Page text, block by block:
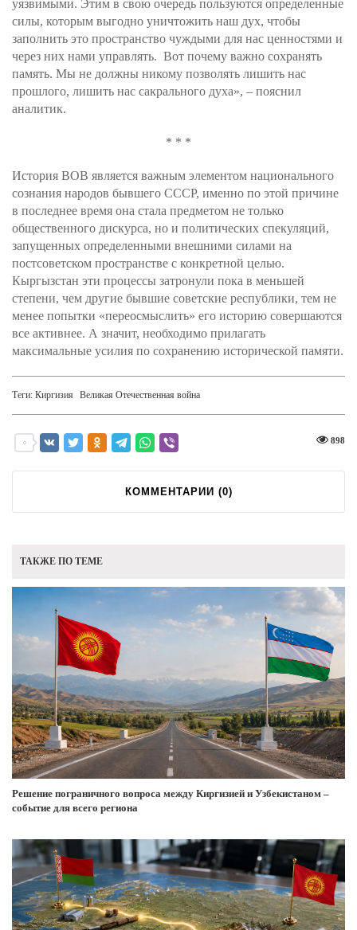
уязвимыми. Этим в свою очередь пользуются определенные
силы, которым выгодно уничтожить наш дух, чтобы
заполнить это пространство чуждыми для нас ценностями и
через них нами управлять. Вот почему важно сохранять
память. Мы не должны никому позволять лишить нас
прошлого, лишить нас сакрального духа», – пояснил
аналитик.
* * *
История ВОВ является важным элементом национального
сознания народов бывшего СССР, именно по этой причине
в последнее время она стала предметом не только
общественного дискурса, но и политических спекуляций,
запущенных определенными внешними силами на
постсоветском пространстве с конкретной целью.
Кыргызстан эти процессы затронули пока в меньшей
степени, чем другие бывшие советские республики, тем не
менее попытки «переосмыслить» его историю совершаются
все активнее. А значит, необходимо прилагать
максимальные усилия по сохранению исторической памяти.
Теги: Киргизия Великая Отечественная война
898
КОММЕНТАРИИ (0)
ТАКЖЕ ПО ТЕМЕ
Решение пограничного вопроса между Киргизией и Узбекистаном –
событие для всего региона